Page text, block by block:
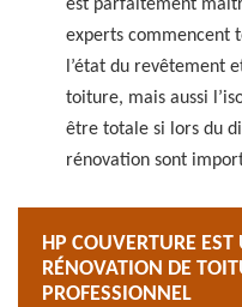
est parfaitement
experts commencent
l’état du revêtement
toiture, mais aussi
être totale si lors du
rénovation sont
HP COUVERTURE
RÉNOVATION DE
PROFESSIONNEL